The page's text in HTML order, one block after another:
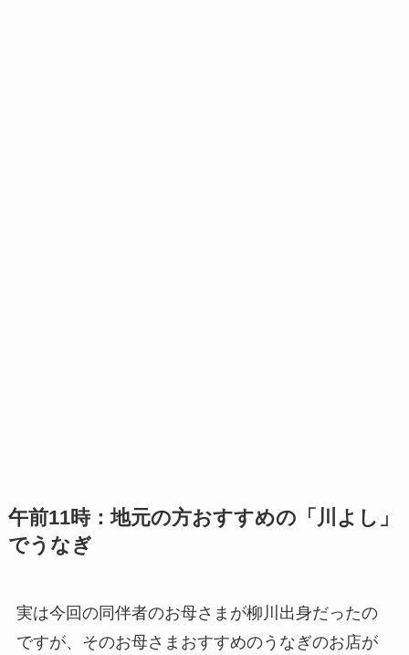
午前11時：地元の方おすすめの「川よし」
でうなぎ
実は今回の同伴者のお母さまが柳川出身だったの
ですが、そのお母さまおすすめのうなぎのお店が